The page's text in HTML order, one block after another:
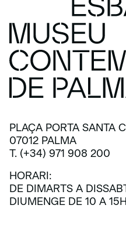
PLAÇA PORTA SANTA
07012 PALMA
T. (+34) 971 908 200
HORARI:
DE DIMARTS A
DIUMENGE DE 10 A 15H